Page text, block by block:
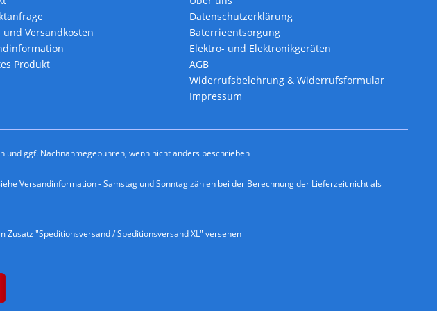
und Versandkosten
Produkt
Datenschutzerklärung
Baterrieentsorgung
Elektro- und Elektronikgeräten
AGB
Widerrufsbelehrung & Widerrufsformular
Impressum
und ggf. Nachnahmegebühren, wenn nicht anders beschrieben
Versandinformation- Samstag und Sonntag zählen bei der Berechnung der Lieferzeit nicht als
"Speditionsversand / Speditionsversand XL" versehen